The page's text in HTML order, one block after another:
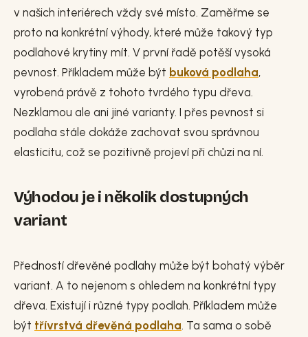
v našich interiérech vždy své místo. Zaměřme se
proto na konkrétní výhody, které může takový typ
podlahové krytiny mít. V první řadě potěší vysoká
pevnost. Příkladem může být buková podlaha,
vyrobená právě z tohoto tvrdého typu dřeva.
Nezklamou ale ani jiné varianty. I přes pevnost si
podlaha stále dokáže zachovat svou správnou
elasticitu, což se pozitivně projeví při chůzi na ní.
Výhodou je i několik dostupných
variant
Předností dřevěné podlahy může být bohatý výběr
variant. A to nejenom s ohledem na konkrétní typy
dřeva. Existují i různé typy podlah. Příkladem může
být třívrstvá dřevěná podlaha. Ta sama o sobě